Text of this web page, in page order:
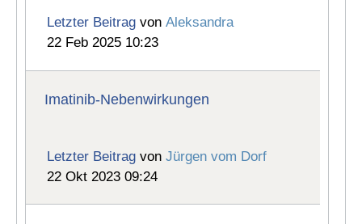
Letzter Beitrag vonAleksandra
22 Feb 2025 10:23
Imatinib-Nebenwirkungen
Letzter Beitrag vonJürgen vom Dorf
22 Okt 2023 09:24